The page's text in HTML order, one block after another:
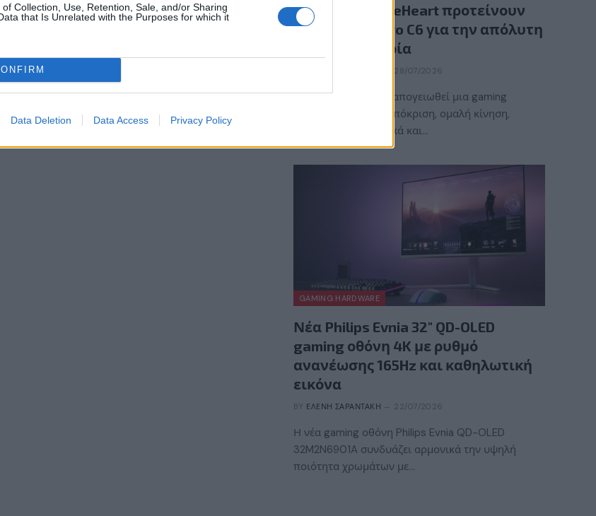
Collection, Use, Retention, Sale, and/or Sharing
that Is Unrelated with the Purposes for which it
Data Deletion Data Access Privacy Policy
Οι InfernoBraveHeart προτείνουν
την LG OLED evo C6 για την απόλυτη
gaming εμπειρία
28/07/2026
Τι χρειάζεται για να απογειωθεί μια gaming
εμπειρία; Γρήγορη απόκριση, ομαλή κίνηση,
εντυπωσιακά γραφικά και…
GAMING HARDWARE
Νέα Philips Evnia 32″ QD-OLED
gaming οθόνη 4K με ρυθμό
ανανέωσης 165Hz και καθηλωτική
εικόνα
BY ΕΛΈΝΗ ΣΑΡΑΝΤΆΚΗ 22/07/2026
Η νέα gaming οθόνη Philips Evnia QD-OLED
32M2N6901A συνδυάζει αρμονικά την υψηλή
ποιότητα χρωμάτων με…